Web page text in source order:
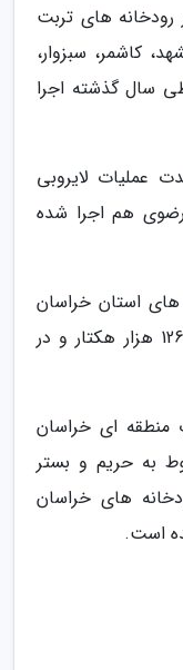
های تربت
کاشمر، سبزوار،
سال گذشته اجرا
عملیات لایروبی
رضوی هم اجرا شده
استان خراسان
رضوی در خارج از شهر ها را بیش از 126 هزار هکتار و در
ای خراسان
به حریم و بستر
های خراسان
است.